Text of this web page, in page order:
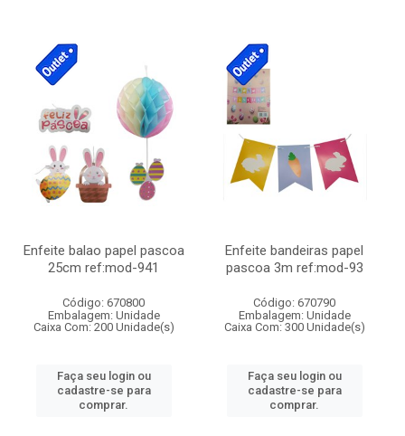
Enfeite balao papel pascoa
25cm ref:mod-941
Código: 670800
Embalagem: Unidade
Caixa Com: 200 Unidade(s)
Faça seu login ou
cadastre-se para
comprar.
Enfeite bandeiras papel
pascoa 3m ref:mod-93
Código: 670790
Embalagem: Unidade
Caixa Com: 300 Unidade(s)
Faça seu login ou
cadastre-se para
comprar.